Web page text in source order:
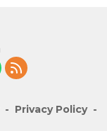
Privacy Policy